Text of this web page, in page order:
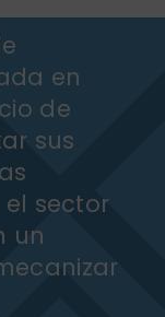
en
de
sus
sector
un